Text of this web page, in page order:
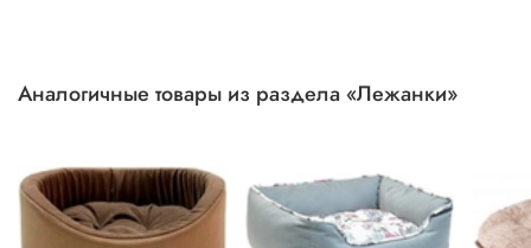
Аналогичные товары из раздела «Лежанки»